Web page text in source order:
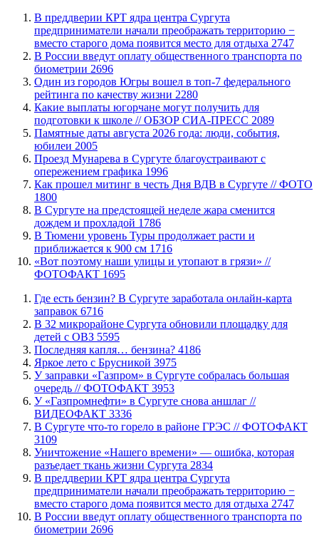
​В преддверии КРТ ядра центра Сургута
предприниматели начали преображать территорию −
вместо старого дома появится место для отдыха 2747
В России введут оплату общественного транспорта по
биометрии 2696
Один из городов Югры вошел в топ-7 федерального
рейтинга по качеству жизни 2280
Какие выплаты югорчане могут получить для
подготовки к школе // ОБЗОР СИА-ПРЕСС 2089
​Памятные даты августа 2026 года: люди, события,
юбилеи 2005
​Проезд Мунарева в Сургуте благоустраивают с
опережением графика 1996
Как прошел митинг в честь Дня ВДВ в Сургуте // ФОТО
1800
В Сургуте на предстоящей неделе жара сменится
дождем и прохладой 1786
В Тюмени уровень Туры продолжает расти и
приближается к 900 см 1716
«Вот поэтому наши улицы и утопают в грязи» //
ФОТОФАКТ 1695
​Где есть бензин? В Сургуте заработала онлайн-карта
заправок 6716
В 32 микрорайоне Сургута обновили площадку для
детей с ОВЗ 5595
​Последняя капля… бензина? 4186
Яркое лето с Брусникой 3975
​У заправки «Газпром» в Сургуте собралась большая
очередь // ФОТОФАКТ 3953
У «Газпромнефти» в Сургуте снова аншлаг //
ВИДЕОФАКТ 3336
​В Сургуте что-то горело в районе ГРЭС // ФОТОФАКТ
3109
​Уничтожение «Нашего времени» — ошибка, которая
разъедает ткань жизни Сургута 2834
​В преддверии КРТ ядра центра Сургута
предприниматели начали преображать территорию −
вместо старого дома появится место для отдыха 2747
В России введут оплату общественного транспорта по
биометрии 2696